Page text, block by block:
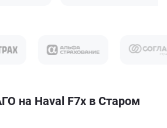
на Haval F7x в Старом